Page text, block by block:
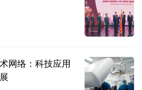
网络：科技应用